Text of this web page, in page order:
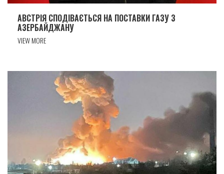
АВСТРІЯ СПОДІВАЄТЬСЯ НА ПОСТАВКИ ГАЗУ З
АЗЕРБАЙДЖАНУ
VIEW MORE